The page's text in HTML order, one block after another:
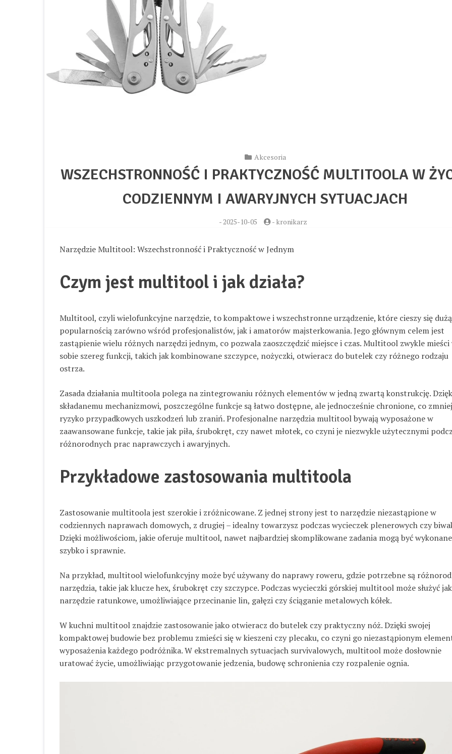
Akcesoria
WSZECHSTRONNOŚĆ I PRAKTYCZNOŚĆ MULTITOOLA W
CODZIENNYM I AWARYJNYCH SYTUACJACH
-2025-10-05 - kronikarz
Narzędzie Multitool: Wszechstronność i Praktyczność w Jednym
Czym jest multitool i jak działa?
Multitool, czyli wielofunkcyjne narzędzie, to kompaktowe i wszechstronne urządzenie, które cieszy się dużą
popularnością zarówno wśród profesjonalistów, jak i amatorów majsterkowania. Jego głównym celem jest
zastąpienie wielu różnych narzędzi jednym, co pozwala zaoszczędzić miejsce i czas. Multitool zwykle mieści
sobie szereg funkcji, takich jak kombinowane szczypce, nożyczki, otwieracz do butelek czy różnego rodzaju
ostrza.
Zasada działania multitoola polega na zintegrowaniu różnych elementów w jedną zwartą konstrukcję.
składanemu mechanizmowi, poszczególne funkcje są łatwo dostępne, ale jednocześnie chronione, co
ryzyko przypadkowych uszkodzeń lub zraniń. Profesjonalne narzędzia multitool bywają wyposażone w
zaawansowane funkcje, takie jak piła, śrubokręt, czy nawet młotek, co czyni je niezwykle użytecznymi
różnorodnych prac naprawczych i awaryjnych.
Przykładowe zastosowania multitoola
Zastosowanie multitoola jest szerokie i zróżnicowane. Z jednej strony jest to narzędzie niezastąpione w
codziennych naprawach domowych, z drugiej – idealny towarzysz podczas wycieczek plenerowych czy
Dzięki możliwościom, jakie oferuje multitool, nawet najbardziej skomplikowane zadania mogą być wykonane
szybko i sprawnie.
Na przykład, multitool wielofunkcyjny może być używany do naprawy roweru, gdzie potrzebne są
narzędzia, takie jak klucze hex, śrubokręt czy szczypce. Podczas wycieczki górskiej multitool może służyć
narzędzie ratunkowe, umożliwiające przecinanie lin, gałęzi czy ściąganie metalowych kółek.
W kuchni multitool znajdzie zastosowanie jako otwieracz do butelek czy praktyczny nóż. Dzięki swojej
kompaktowej budowie bez problemu zmieści się w kieszeni czy plecaku, co czyni go niezastąpionym
wyposażenia każdego podróżnika. W ekstremalnych sytuacjach survivalowych, multitool może dosłownie
uratować życie, umożliwiając przygotowanie jedzenia, budowę schronienia czy rozpalenie ognia.